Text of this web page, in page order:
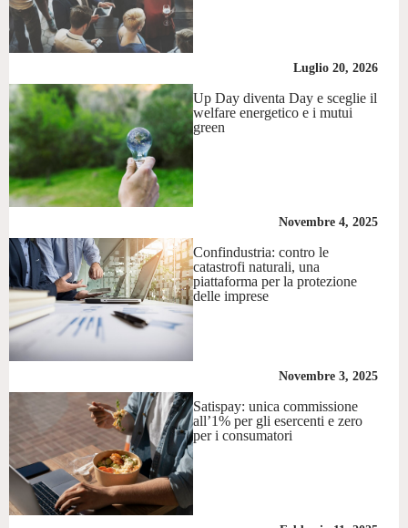
Luglio 20, 2026
Up Day diventa Day e sceglie il
welfare energetico e i mutui
green
Novembre 4, 2025
Confindustria: contro le
catastrofi naturali, una
piattaforma per la protezione
delle imprese
Novembre 3, 2025
Satispay: unica commissione
all’1% per gli esercenti e zero
per i consumatori